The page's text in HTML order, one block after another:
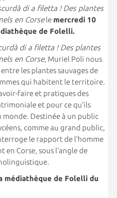
di a filetta ! Des plantes
en Corsele mercredi 10
de Folelli.
di a filetta ! Des plantes
en Corse, Muriel Poli nous
les plantes sauvages de
qui habitent le territoire.
faire et pratiques des
et pour ce qu’ils
Destinée à un public
comme au grand public,
le rapport de l’homme
Corse, sous l’angle de
médiathèque de Folelli du